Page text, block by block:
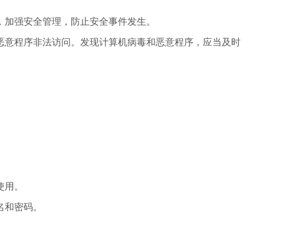
强安全管理，防止安全事件发生。
程序非法访问。发现计算机病毒和恶意程序，应当及时
。
密码。